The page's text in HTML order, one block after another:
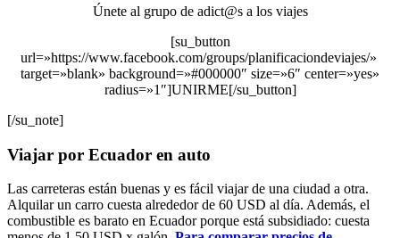
Únete al grupo de adict@s a los viajes
[su_button
url=»https://www.facebook.com/groups/planificaciondeviajes/»
target=»blank» background=»#000000″ size=»6″ center=»yes»
radius=»1″]UNIRME[/su_button]
[/su_note]
Viajar por Ecuador en auto
Las carreteras están buenas y es fácil viajar de una ciudad a otra.
Alquilar un carro cuesta alrededor de 60 USD al día. Además, el
combustible es barato en Ecuador porque está subsidiado: cuesta